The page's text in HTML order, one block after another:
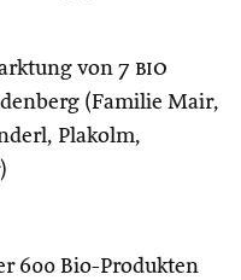
von 7 bio
(Familie Mair,
Plakolm,
600 Bio-Produkten